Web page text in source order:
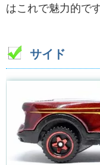
はこれで魅力的です
サイド